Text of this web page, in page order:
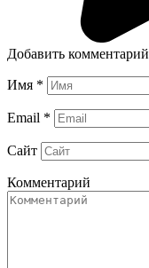
Добавить комментарий
Имя *
Email *
Сайт
Комментарий